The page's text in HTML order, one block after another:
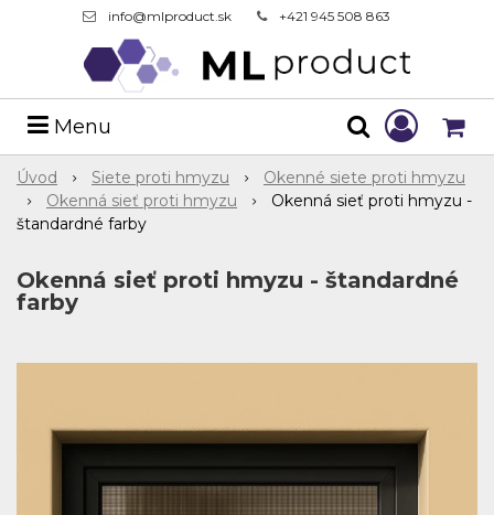
info@mlproduct.sk +421 945 508 863
Menu
Úvod Siete proti hmyzu
Okenné siete proti hmyzu
Okenná sieť proti hmyzu
Okenná sieť proti hmyzu -
štandardné farby
Okenná sieť proti hmyzu - štandardné
farby